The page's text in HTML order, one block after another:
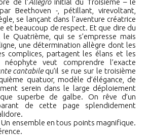
de l’Allegroinitial du Troisième – le
Beethoven -, pétillant, virevoltant,
se lançant dans l’aventure créatrice
et beaucoup de respect. Et que dire du
Quatrième, qui se s’empresse mais
une détermination allègre dont les
complices, partagent les élans et les
veut comprendre l’exacte
cantabilequ’il se rue sur le troisième
quatuor, modèle d’élégance, de
serein dans le large déploiement
superbe de galbe. On rêve d’un
de cette page splendidement
ensemble en tous points magnifique.